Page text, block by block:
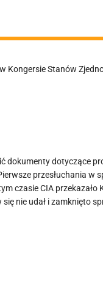
Kongersie Stanów
dokumenty dotyczące
przesłuchania w
czasie CIA
nie udał i zamknięto